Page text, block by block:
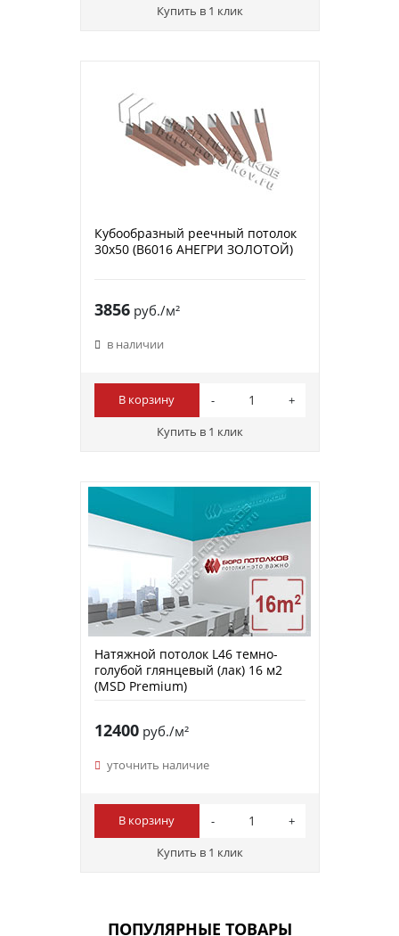
Купить в 1 клик
Кубообразный реечный потолок
30х50 (B6016 АНЕГРИ ЗОЛОТОЙ)
3856руб./м²
в наличии
В корзину
Купить в 1 клик
Натяжной потолок L46 темно-
голубой глянцевый (лак) 16 м2
(MSD Premium)
12400руб./м²
уточнить наличие
В корзину
Купить в 1 клик
ПОПУЛЯРНЫЕ ТОВАРЫ